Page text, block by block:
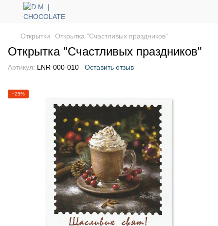
Открытки Открытка "Счастливых праздников"
Открытка "Счастливых праздников"
Артикул: LNR-000-010 Оставить отзыв
−25%